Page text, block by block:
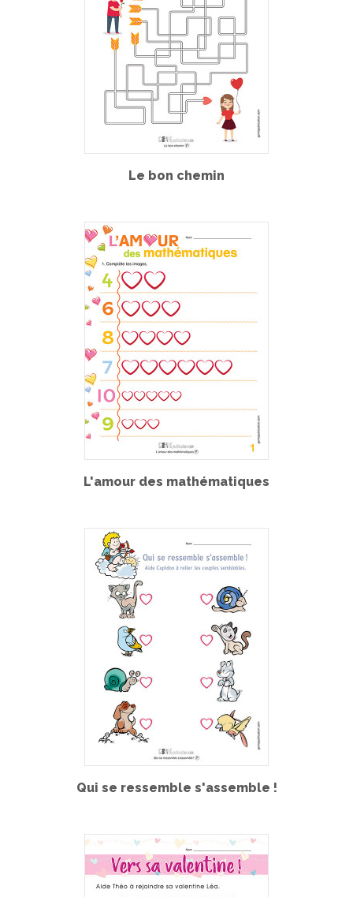
Le bon chemin
L'amour des mathématiques
Qui se ressemble s'assemble !